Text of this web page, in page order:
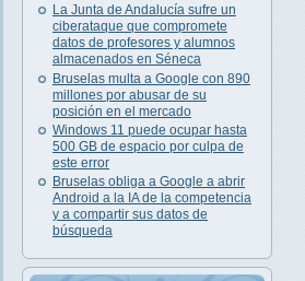
La Junta de Andalucía sufre un
ciberataque que compromete
datos de profesores y alumnos
almacenados en Séneca
Bruselas multa a Google con 890
millones por abusar de su
posición en el mercado
Windows 11 puede ocupar hasta
500 GB de espacio por culpa de
este error
Bruselas obliga a Google a abrir
Android a la IA de la competencia
y a compartir sus datos de
búsqueda